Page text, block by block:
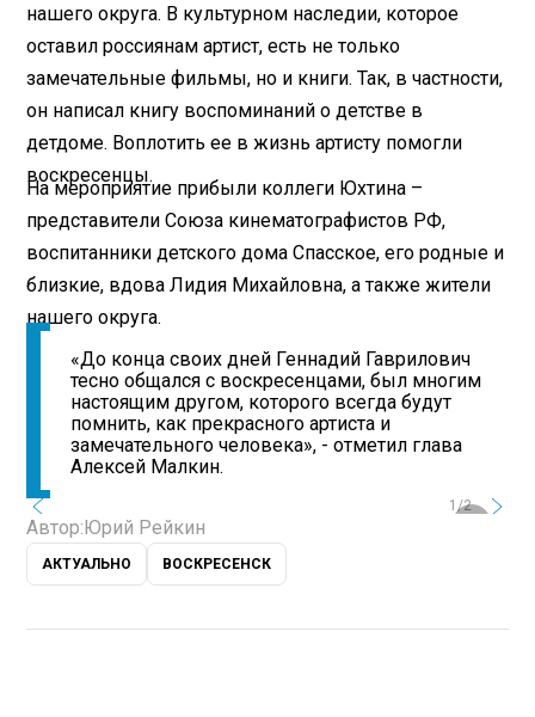
нашего округа. В культурном наследии, которое
оставил россиянам артист, есть не только
замечательные фильмы, но и книги. Так, в частности,
он написал книгу воспоминаний о детстве в
детдоме. Воплотить ее в жизнь артисту помогли
воскресенцы.
На мероприятие прибыли коллеги Юхтина –
представители Союза кинематографистов РФ,
воспитанники детского дома Спасское, его родные и
близкие, вдова Лидия Михайловна, а также жители
нашего округа.
«До конца своих дней Геннадий Гаврилович
тесно общался с воскресенцами, был многим
настоящим другом, которого всегда будут
помнить, как прекрасного артиста и
замечательного человека», - отметил глава
Алексей Малкин.
1/2
Автор: Юрий Рейкин
АКТУАЛЬНО ВОСКРЕСЕНСК